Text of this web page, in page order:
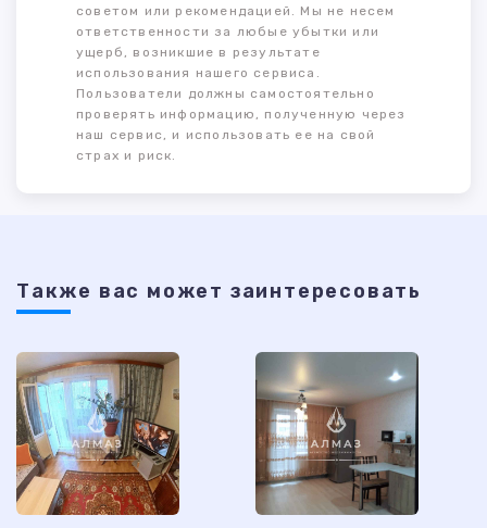
советом или рекомендацией. Мы не несем
ответственности за любые убытки или
ущерб, возникшие в результате
использования нашего сервиса.
Пользователи должны самостоятельно
проверять информацию, полученную через
наш сервис, и использовать ее на свой
страх и риск.
Также ваc может заинтересовать